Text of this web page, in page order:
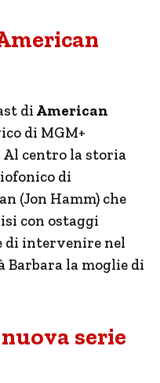
di American
di MGM+
Al centro la storia
di
(Jon Hamm) che
con ostaggi
di intervenire nel
Barbara la moglie di
serie